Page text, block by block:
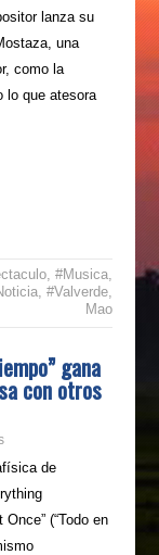
lanza su
una
como la
lo que atesora
,#Musica
,#Valverde
Mao
gana
con otros
de
(“Todo en